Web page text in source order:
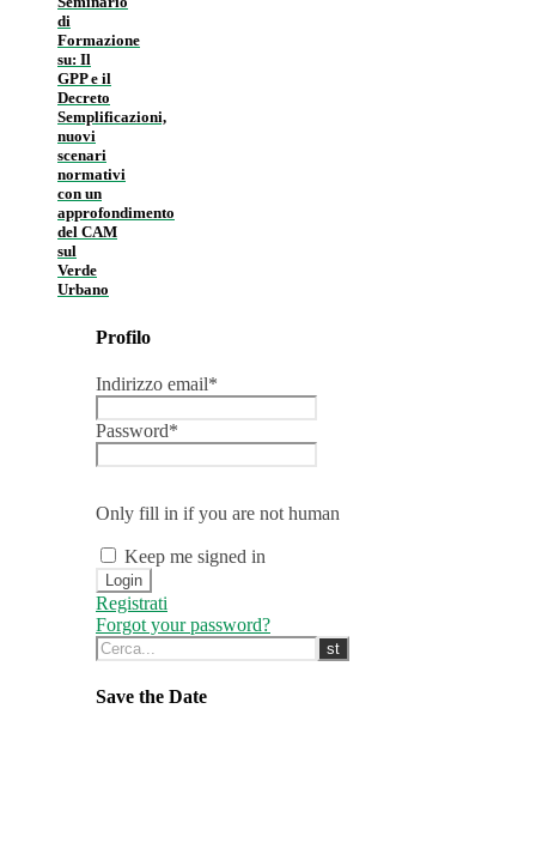
di
Formazione
su: Il
GPP e il
Decreto
Semplificazioni,
nuovi
scenari
normativi
con un
approfondimento
del CAM
sul
Verde
Urbano
Profilo
Indirizzo email*
Password*
Only fill in if you are not human
Keep me signed in
Registrati
Forgot your password?
Save the Date